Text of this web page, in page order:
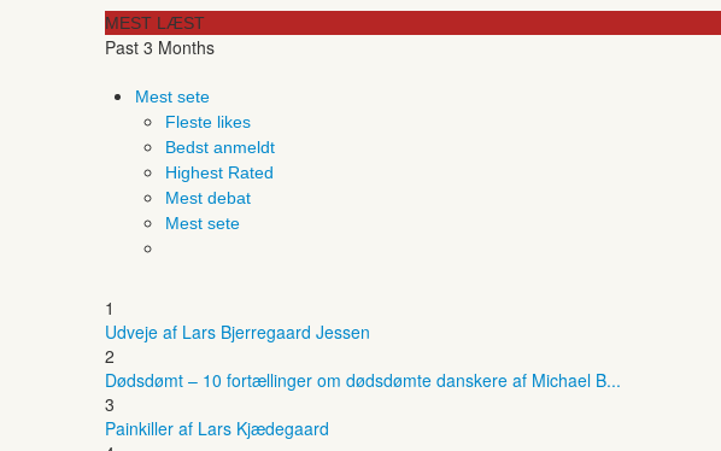
MEST LÆST
Past 3 Months
Mest sete
Fleste likes
Bedst anmeldt
Highest Rated
Mest debat
Mest sete
1
Udveje af Lars Bjerregaard Jessen
2
Dødsdømt – 10 fortællinger om dødsdømte danskere af Michael B...
3
Painkiller af Lars Kjædegaard